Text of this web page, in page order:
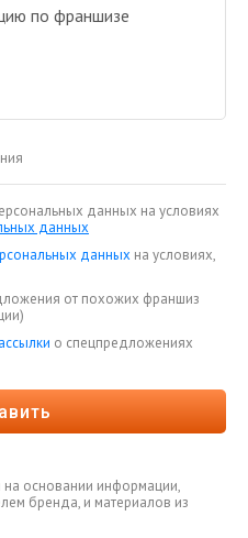
данных на условиях
данных
данных на условиях,
от похожих франшиз
о спецпредложениях
основании информации,
бренда, и материалов из